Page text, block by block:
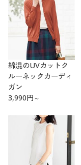
綿混のUVカットク
ルーネックカーディ
ガン
3,990円～